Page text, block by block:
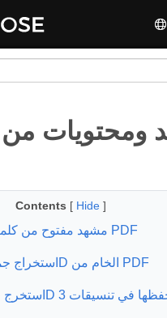
Contents [ Hide ]
مشهد مفتوح من كلمة مرور محمية PDF
استخراج جميع محتويات 3D الخام من PDF